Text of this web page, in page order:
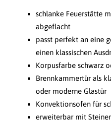
schlanke Feuerstätte
abgeflacht
passt perfekt an eine
einen klassischen
Korpusfarbe schwarz
Brennkammertür als
oder moderne Glastür
Konvektionsofen für
erweiterbar mit